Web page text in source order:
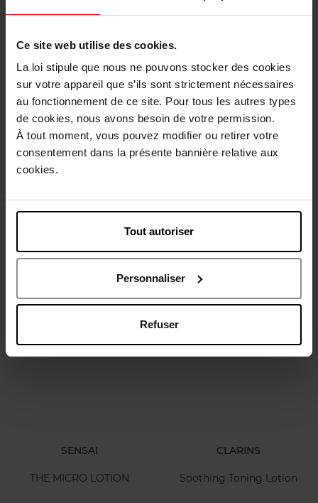
Ce site web utilise des cookies.
La loi stipule que nous ne pouvons stocker des cookies
sur votre appareil que s’ils sont strictement nécessaires
au fonctionnement de ce site. Pour tous les autres types
de cookies, nous avons besoin de votre permission.
À tout moment, vous pouvez modifier ou retirer votre
consentement dans la présente bannière relative aux
cookies.
Tout autoriser
Personnaliser
Refuser
CLARINS
Soothing Toning Lotion
39,90 € Ajouter
CLARINS
Purifying Toning Lotion
39,90 € Ajouter
SENSAI
THE MICRO LOTION
CLARINS
Soothing Toning Lotion